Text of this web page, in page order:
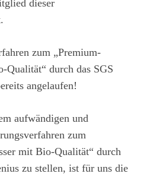
dieser
zum „Premium-
durch das SGS
angelaufen!
aufwändigen und
zum
mit Bio-Qualität“ durch
zu stellen, ist für uns die